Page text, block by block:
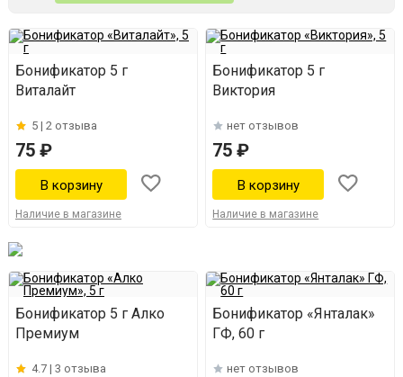
Бонификатор 5 г
Виталайт
5 | 2 отзыва
75 ₽
Наличие в магазине
Бонификатор 5 г
Виктория
нет отзывов
75 ₽
Наличие в магазине
Бонификатор 5 г Алко
Премиум
4.7 | 3 отзыва
Бонификатор «Янталак»
ГФ, 60 г
нет отзывов